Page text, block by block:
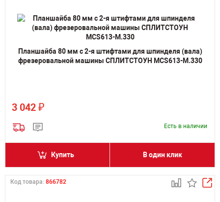
Планшайба 80 мм с 2-я штифтами для шпинделя (вала)
фрезеровальной машины СПЛИТСТОУН MCS613-M.330
3 042 ₽
Есть в наличии
Купить В один клик
Код товара: 866782